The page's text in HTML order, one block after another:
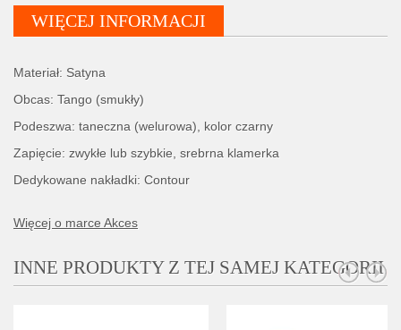
WIĘCEJ INFORMACJI
Materiał: Satyna
Obcas: Tango (smukły)
Podeszwa: taneczna (welurowa), kolor czarny
Zapięcie: zwykłe lub szybkie, srebrna klamerka
Dedykowane nakładki: Contour
Więcej o marce Akces
INNE PRODUKTY Z TEJ SAMEJ KATEGORII